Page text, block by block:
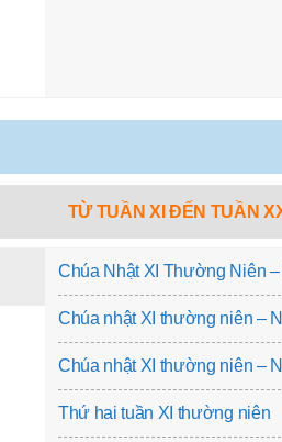
TỪ TUẦN XI ĐẾN TUẦN
Chúa Nhật XI Thường Niên –
Chúa nhật XI thường niên –
Chúa nhật XI thường niên –
Thứ hai tuần XI thường niên